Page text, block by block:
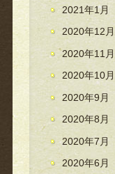
2021年1月
2020年12月
2020年11月
2020年10月
2020年9月
2020年8月
2020年7月
2020年6月